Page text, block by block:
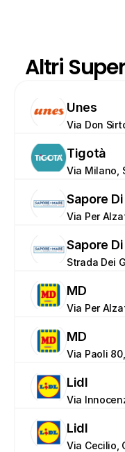
Altri
Unes
Via Don
Tigotà
Via Milano,
Sapore
Via Per
Sapore
Strada Dei
MD
Via Per
MD
Via Paoli
Lidl
Via
Lidl
Via Cecilio,